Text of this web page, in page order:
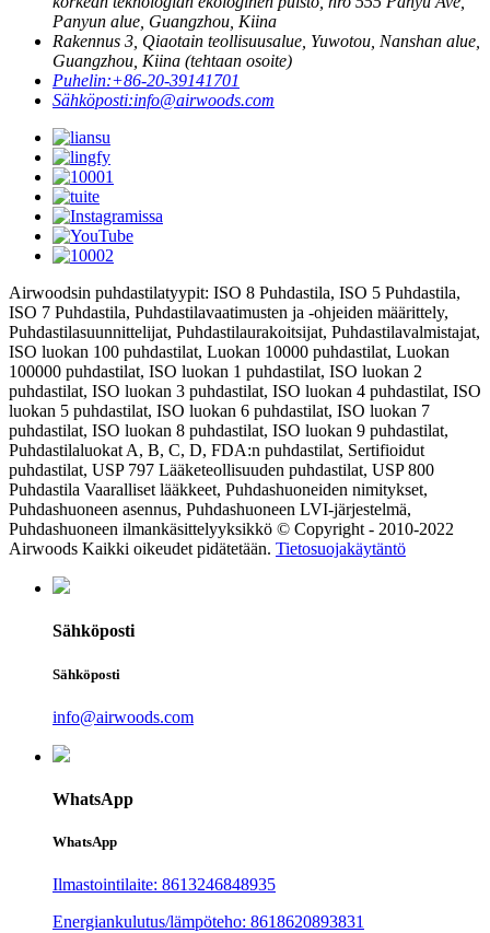
Panyun alue, Guangzhou, Kiina
Rakennus 3, Qiaotain teollisuusalue, Yuwotou, Nanshan alue,
Guangzhou, Kiina (tehtaan osoite)
Puhelin:+86-20-39141701
Sähköposti:info@airwoods.com
Airwoodsin puhdastilatyypit: ISO 8 Puhdastila, ISO 5 Puhdastila,
ISO 7 Puhdastila, Puhdastilavaatimusten ja -ohjeiden määrittely,
Puhdastilasuunnittelijat, Puhdastilaurakoitsijat, Puhdastilavalmistajat,
ISO luokan 100 puhdastilat, Luokan 10000 puhdastilat, Luokan
100000 puhdastilat, ISO luokan 1 puhdastilat, ISO luokan 2
puhdastilat, ISO luokan 3 puhdastilat, ISO luokan 4 puhdastilat, ISO
luokan 5 puhdastilat, ISO luokan 6 puhdastilat, ISO luokan 7
puhdastilat, ISO luokan 8 puhdastilat, ISO luokan 9 puhdastilat,
Puhdastilaluokat A, B, C, D, FDA:n puhdastilat, Sertifioidut
puhdastilat, USP 797 Lääketeollisuuden puhdastilat, USP 800
Puhdastila Vaaralliset lääkkeet, Puhdashuoneiden nimitykset,
Puhdashuoneen asennus, Puhdashuoneen LVI-järjestelmä,
Puhdashuoneen ilmankäsittelyyksikkö © Copyright - 2010-2022
Airwoods Kaikki oikeudet pidätetään. Tietosuojakäytäntö
Sähköposti
Sähköposti
info@airwoods.com
WhatsApp
WhatsApp
Ilmastointilaite: 8613246848935
Energiankulutus/lämpöteho: 8618620893831